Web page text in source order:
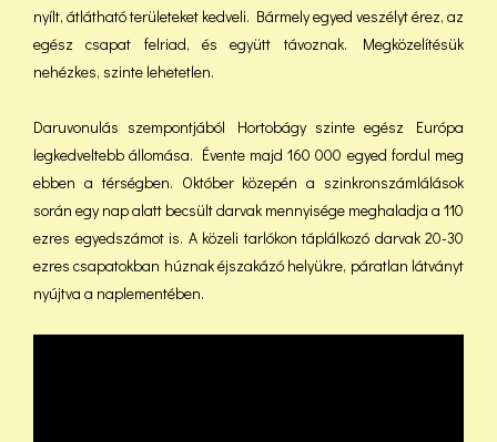
nyílt, átlátható területeket kedveli. Bármely egyed veszélyt érez, az
egész csapat felriad, és együtt távoznak. Megközelítésük
nehézkes, szinte lehetetlen.
Daruvonulás szempontjából Hortobágy szinte egész Európa
legkedveltebb állomása. Évente majd 160 000 egyed fordul meg
ebben a térségben. Október közepén a szinkronszámlálások
során egy nap alatt becsült darvak mennyisége meghaladja a 110
ezres egyedszámot is. A közeli tarlókon táplálkozó darvak 20-30
ezres csapatokban húznak éjszakázó helyükre, páratlan látványt
nyújtva a naplementében.